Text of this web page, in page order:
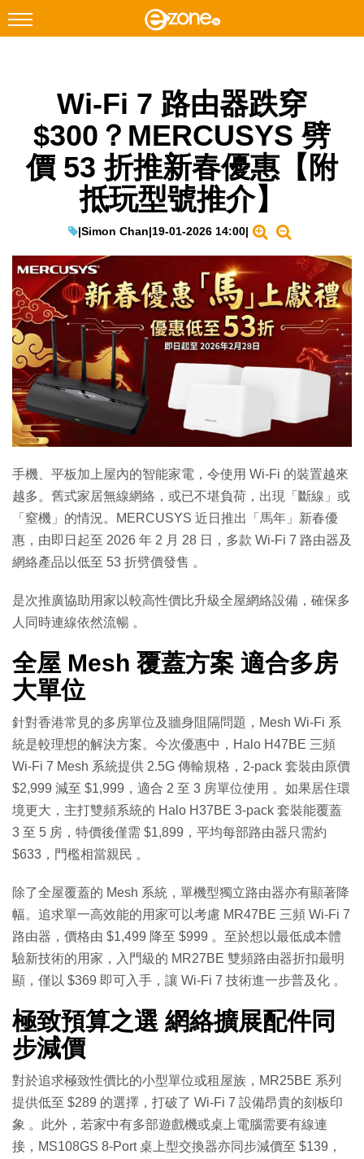
Facebook Instagram
科技焦點
網絡生活
EduTech
IT Times
生成式AI與雲端應用
Enterprise Digital Transformation
特集
Wi-Fi 7 路由器跌穿
$300？MERCUSYS 劈
價 53 折推新春優惠【附
抵玩型號推介】
|Simon Chan|19-01-2026 14:00|
手機、平板加上屋內的智能家電，令使用 Wi-Fi 的裝置越來
越多。舊式家居無線網絡，或已不堪負荷，出現「斷線」或
「窒機」的情況。MERCUSYS 近日推出「馬年」新春優
惠，由即日起至 2026 年 2 月 28 日，多款 Wi-Fi 7 路由器及
網絡產品以低至 53 折劈價發售 。
是次推廣協助用家以較高性價比升級全屋網絡設備，確保多
人同時連線依然流暢 。
全屋 Mesh 覆蓋方案 適合多房
大單位
針對香港常見的多房單位及牆身阻隔問題，Mesh Wi-Fi 系
統是較理想的解決方案。今次優惠中，Halo H47BE 三頻
Wi-Fi 7 Mesh 系統提供 2.5G 傳輸規格，2-pack 套裝由原價
$2,999 減至 $1,999，適合 2 至 3 房單位使用 。如果居住環
境更大，主打雙頻系統的 Halo H37BE 3-pack 套裝能覆蓋
3 至 5 房，特價後僅需 $1,899，平均每部路由器只需約
$633，門檻相當親民 。
除了全屋覆蓋的 Mesh 系統，單機型獨立路由器亦有顯著降
幅。追求單一高效能的用家可以考慮 MR47BE 三頻 Wi-Fi 7
路由器，價格由 $1,499 降至 $999 。至於想以最低成本體
驗新技術的用家，入門級的 MR27BE 雙頻路由器折扣最明
顯，僅以 $369 即可入手，讓 Wi-Fi 7 技術進一步普及化 。
極致預算之選 網絡擴展配件同
步減價
對於追求極致性價比的小型單位或租屋族，MR25BE 系列
提供低至 $289 的選擇，打破了 Wi-Fi 7 設備昂貴的刻板印
象 。此外，若家中有多部遊戲機或桌上電腦需要有線連
接，MS108GS 8-Port 桌上型交換器亦同步減價至 $139，